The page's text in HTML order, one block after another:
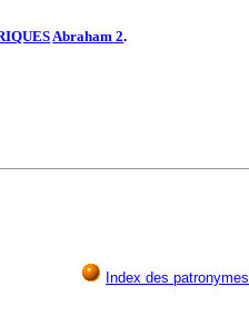
Abraham 2.
Index des patronymes